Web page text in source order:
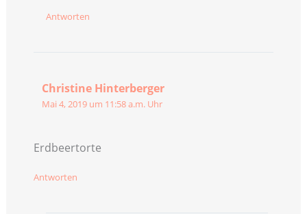
Antworten
Christine Hinterberger
Mai 4, 2019 um 11:58 a.m. Uhr
Erdbeertorte
Antworten